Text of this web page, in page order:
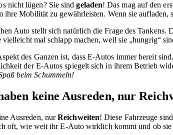
nicht lügen? Sie sindgeladen! Das mag auf den
ihre Mobilität zu gewährleisten. Wenn sie
Auto stellt sich natürlich die Frage des
vielleicht mal schlapp machen, weil sie „hungrig“
des Ganzen ist, dass E-Autos immer bereit
der E-Autos spiegelt sich in ihrem Betrieb
beim Schummeln!
keine Ausreden, nur
Ausreden, nurReichweiten! Diese Fahrzeuge
oft, wie weit ihr E-Auto wirklich kommt und ob